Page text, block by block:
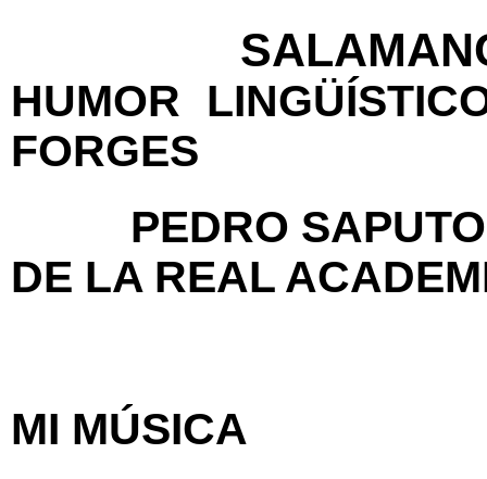
HUMOR LINGÜÍS
FORGES
PEDRO
DE LA REAL
MI MÚSICA